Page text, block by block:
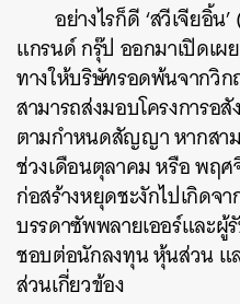
อย่างไรก็ดี‘สวีเจียอิ้น’
แกรนด์ กรุ๊ป ออกมาเปิดเ
ทางให้บริษัทรอดพ้นจากวิ
สามารถส่งมอบโครงการอ
ตามกำหนดสัญญา หากสา
ช่วงเดือนตุลาคม หรือ พฤ
ก่อสร้างหยุดชะงักไปเกิดจ
บรรดาซัพพลายเออร์และ
ชอบต่อนักลงทุน หุ้นส่วน แ
ส่วนเกี่ยวข้อง